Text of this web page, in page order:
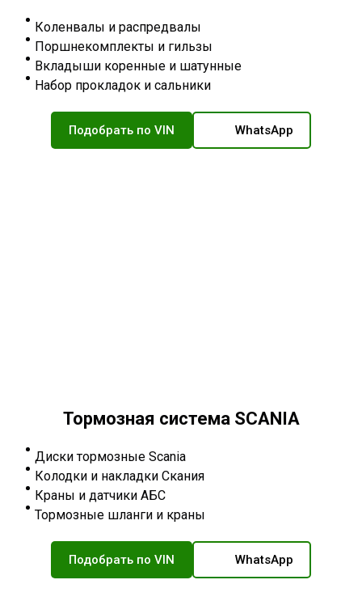
Коленвалы и распредвалы
Поршнекомплекты и гильзы
Вкладыши коренные и шатунные
Набор прокладок и сальники
Подобрать по VIN WhatsApp
Тормозная система SCANIA
Диски тормозные Scania
Колодки и накладки Скания
Краны и датчики АБС
Тормозные шланги и краны
Подобрать по VIN WhatsApp